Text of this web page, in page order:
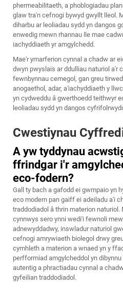
phermeabilitaeth, a phoblogiadau
glaw tra'n cefnogi bywyd gwyllt lleol.
diharbu ar leoliadau sydd yn dangos
enwedig mewn rhannau lle mae
iachyddiaeth yr amgylchedd.
Mae'r ymarferion cynnal a chadw ar
dwyn pwyslais ar ddulliau naturiol a'r
fewnbynnau cemegol, gan greu
anogaethol, adar, a'iachyddiaeth y
yn cydweddu â gwerthoedd teithwyr
leoliadau sydd yn dangos
Cwestiynau
A yw tyddynau
ffrindgar i'r
eco-fodern?
Gall ty bach a gafodd ei gwmpaio yn
eco modern pan gaiff ei adeiladu a'i
traddodiadol â thrin materion naturiol.
cynnwys sero ynni wedi'i fewnoli
adnewyddadwy, inswladur naturiol
cefnogi amrywiaeth biolegol drwy
cymhleth a materion a wnaed yn y
perfformiad amgylcheddol yn
autentig a phractiadau cynnal a
gyfeilian traddodiadol.